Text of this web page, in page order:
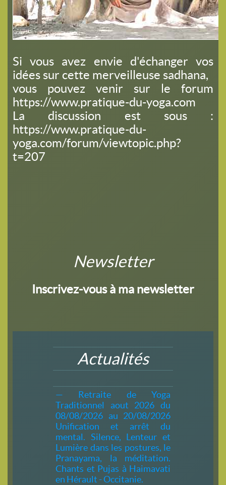
Si vous avez envie d'échanger vos
idées sur cette merveilleuse sadhana,
vous pouvez venir sur le forum
https://www.pratique-du-yoga.com
La discussion est sous :
https://www.pratique-du-
yoga.com/forum/viewtopic.php?
t=207
Newsletter
Inscrivez-vous à ma newsletter
Actualités
— Retraite de Yoga
Traditionnel aout 2026 du
08/08/2026 au 20/08/2026
Unification et arrêt du
mental. Silence, Lenteur et
Lumière dans les postures, le
Pranayama, la méditation.
Chants et Pujas à Haimavati
en Hérault - Occitanie.